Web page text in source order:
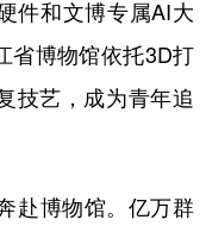
件和文博专属AI大
省博物馆依托3D打
技艺，成为青年追
博物馆。亿万群